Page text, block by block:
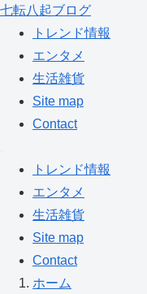
七転八起ブログ
トレンド情報
エンタメ
生活雑貨
Site map
Contact
トレンド情報
エンタメ
生活雑貨
Site map
Contact
ホーム